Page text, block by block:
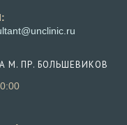
приложении
М. ПР. БОЛЬШЕВИКОВ